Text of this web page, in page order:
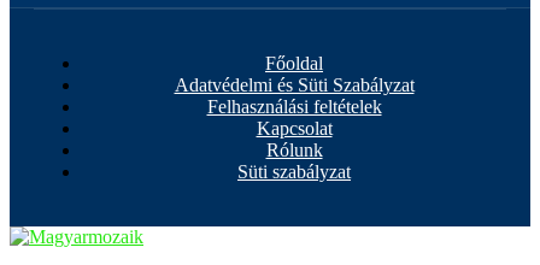
Főoldal
Adatvédelmi és Süti Szabályzat
Felhasználási feltételek
Kapcsolat
Rólunk
Süti szabályzat